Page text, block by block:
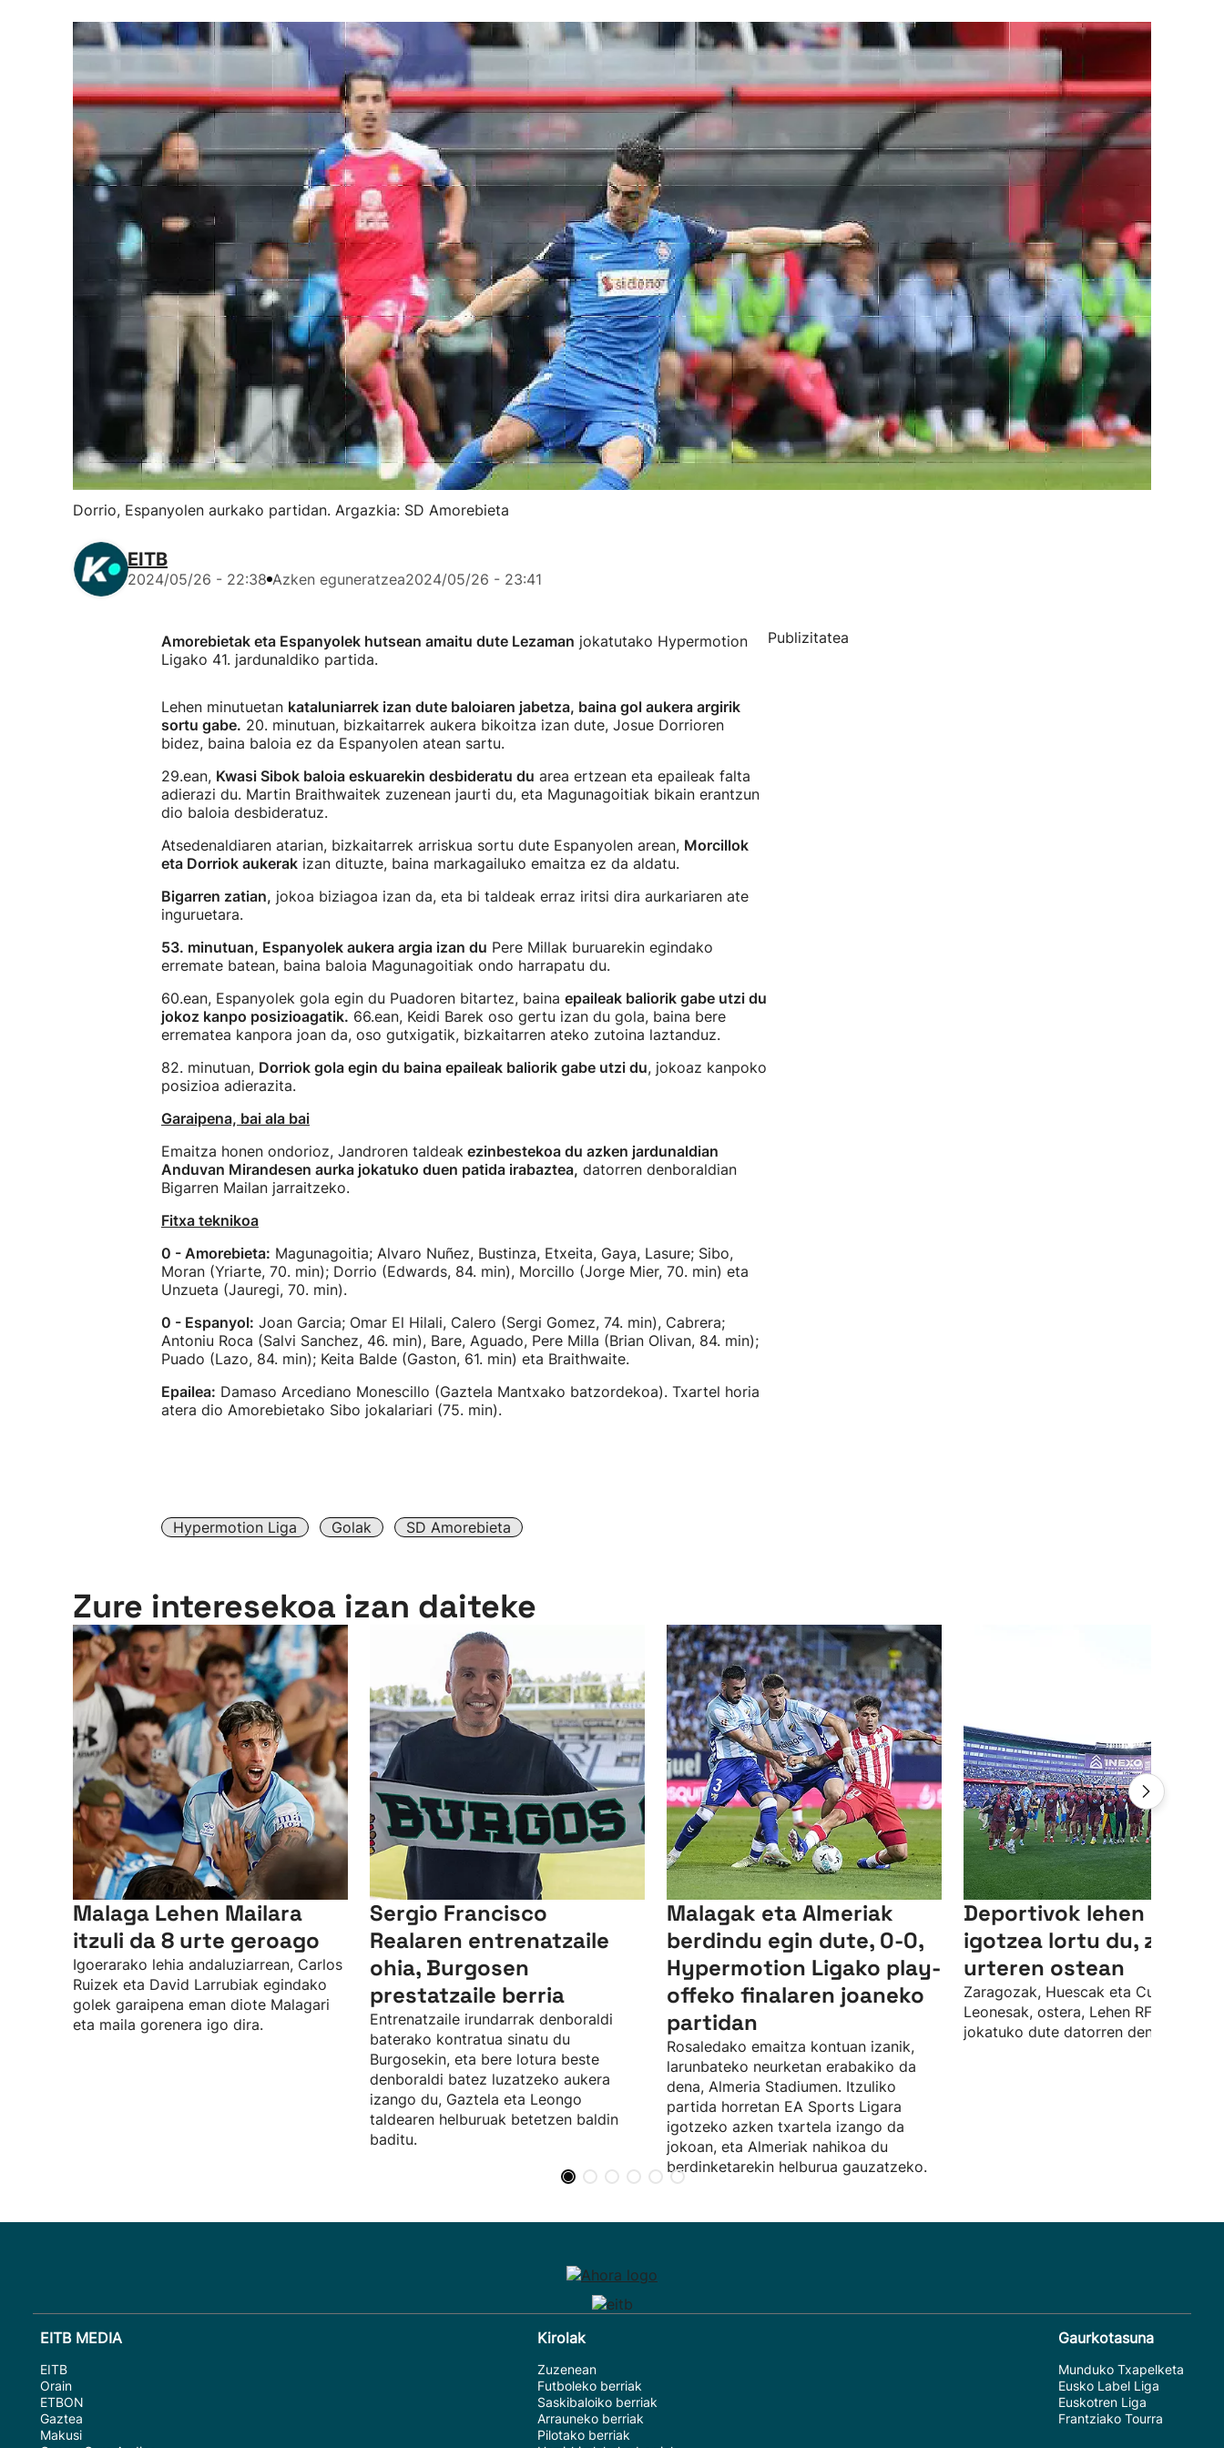
Dorrio, Espanyolen aurkako partidan. Argazkia: SD Amorebieta
EITB
2024/05/26 - 22:38 Azken eguneratzea2024/05/26 - 23:41
Amorebietak eta Espanyolek hutsean amaitu dute Lezaman jokatutako Hypermotion
Ligako 41. jardunaldiko partida.
Lehen minutuetan kataluniarrek izan dute baloiaren jabetza, baina gol aukera argirik
sortu gabe. 20. minutuan, bizkaitarrek aukera bikoitza izan dute, Josue Dorrioren
bidez, baina baloia ez da Espanyolen atean sartu.
29.ean, Kwasi Sibok baloia eskuarekin desbideratu du area ertzean eta epaileak falta
adierazi du. Martin Braithwaitek zuzenean jaurti du, eta Magunagoitiak bikain erantzun
dio baloia desbideratuz.
Atsedenaldiaren atarian, bizkaitarrek arriskua sortu dute Espanyolen arean, Morcillok
eta Dorriok aukerak izan dituzte, baina markagailuko emaitza ez da aldatu.
Bigarren zatian, jokoa biziagoa izan da, eta bi taldeak erraz iritsi dira aurkariaren ate
inguruetara.
53. minutuan, Espanyolek aukera argia izan du Pere Millak buruarekin egindako
erremate batean, baina baloia Magunagoitiak ondo harrapatu du.
60.ean, Espanyolek gola egin du Puadoren bitartez, baina epaileak baliorik gabe utzi du
jokoz kanpo posizioagatik. 66.ean, Keidi Barek oso gertu izan du gola, baina bere
errematea kanpora joan da, oso gutxigatik, bizkaitarren ateko zutoina laztanduz.
82. minutuan, Dorriok gola egin du baina epaileak baliorik gabe utzi du, jokoaz kanpoko
posizioa adierazita.
Garaipena, bai ala bai
Emaitza honen ondorioz, Jandroren taldeak ezinbestekoa du azken jardunaldian
Anduvan Mirandesen aurka jokatuko duen patida irabaztea, datorren denboraldian
Bigarren Mailan jarraitzeko.
Fitxa teknikoa
0 - Amorebieta: Magunagoitia; Alvaro Nuñez, Bustinza, Etxeita, Gaya, Lasure; Sibo,
Moran (Yriarte, 70. min); Dorrio (Edwards, 84. min), Morcillo (Jorge Mier, 70. min) eta
Unzueta (Jauregi, 70. min).
0 - Espanyol: Joan Garcia; Omar El Hilali, Calero (Sergi Gomez, 74. min), Cabrera;
Antoniu Roca (Salvi Sanchez, 46. min), Bare, Aguado, Pere Milla (Brian Olivan, 84. min);
Puado (Lazo, 84. min); Keita Balde (Gaston, 61. min) eta Braithwaite.
Epailea: Damaso Arcediano Monescillo (Gaztela Mantxako batzordekoa). Txartel horia
atera dio Amorebietako Sibo jokalariari (75. min).
Hypermotion Liga Golak SD Amorebieta
Publizitatea
Zure interesekoa izan daiteke
Malaga Lehen Mailara
itzuli da 8 urte geroago
Igoerarako lehia andaluziarrean, Carlos
Ruizek eta David Larrubiak egindako
golek garaipena eman diote Malagari
eta maila gorenera igo dira.
Sergio Francisco
Realaren entrenatzaile
ohia, Burgosen
prestatzaile berria
Entrenatzaile irundarrak denboraldi
baterako kontratua sinatu du
Burgosekin, eta bere lotura beste
denboraldi batez luzatzeko aukera
izango du, Gaztela eta Leongo
taldearen helburuak betetzen baldin
baditu.
Malagak eta Almeriak
berdindu egin dute, 0-0,
Hypermotion Ligako play-
offeko finalaren joaneko
partidan
Rosaledako emaitza kontuan izanik,
larunbateko neurketan erabakiko da
dena, Almeria Stadiumen. Itzuliko
partida horretan EA Sports Ligara
igotzeko azken txartela izango da
jokoan, eta Almeriak nahikoa du
berdinketarekin helburua gauzatzeko.
Deportivok lehen
igotzea lortu du, zortzi
urteren ostean
Zaragozak, Huescak eta Cultural
Leonesak, ostera, Lehen RFEF mailan
jokatuko dute datorren denboraldian.
EITB MEDIA
EITB
Orain
ETBON
Gaztea
Makusi
Kirolak
Zuzenean
Futboleko berriak
Saskibaloiko berriak
Arrauneko berriak
Pilotako berriak
Gaurkotasuna
Munduko Txapelketa
Eusko Label Liga
Euskotren Liga
Frantziako Tourra